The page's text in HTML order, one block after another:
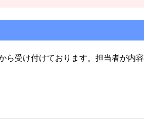
ら受け付けております。担当者が内容